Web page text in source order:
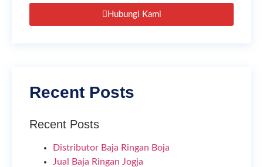
Hubungi Kami
Recent Posts
Recent Posts
Distributor Baja Ringan Boja
Jual Baja Ringan Jogja